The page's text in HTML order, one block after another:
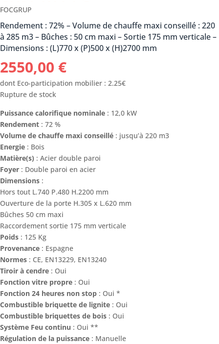
FOCGRUP
Rendement : 72% – Volume de chauffe maxi conseillé : 220
à 285 m3 – Bûches : 50 cm maxi – Sortie 175 mm verticale –
Dimensions : (L)770 x (P)500 x (H)2700 mm
2550,00 €
dont Eco-participation mobilier : 2.25€
Rupture de stock
Puissance calorifique nominale : 12,0 kW
Rendement : 72 %
Volume de chauffe maxi conseillé : jusqu’à 220 m3
Energie : Bois
Matière(s) : Acier double paroi
Foyer : Double paroi en acier
Dimensions :
Hors tout L.740 P.480 H.2200 mm
Ouverture de la porte H.305 x L.620 mm
Bûches 50 cm maxi
Raccordement sortie 175 mm verticale
Poids : 125 Kg
Provenance : Espagne
Normes : CE, EN13229, EN13240
Tiroir à cendre : Oui
Fonction vitre propre : Oui
Fonction 24 heures non stop : Oui *
Combustible briquette de lignite : Oui
Combustible briquettes de bois : Oui
Système Feu continu : Oui **
Régulation de la puissance : Manuelle